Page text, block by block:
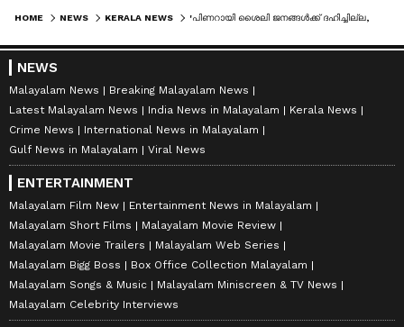
HOME NEWS KERALA NEWS
NEWS
Malayalam News
Breaking Malayalam News
Latest Malayalam News
India News in Malayalam
Kerala News
Crime News
International News in Malayalam
Gulf News in Malayalam
Viral News
ENTERTAINMENT
Malayalam Film New
Entertainment News in Malayalam
Malayalam Short Films
Malayalam Movie Review
Malayalam Movie Trailers
Malayalam Web Series
Malayalam Bigg Boss
Box Office Collection Malayalam
Malayalam Songs & Music
Malayalam Miniscreen & TV News
Malayalam Celebrity Interviews